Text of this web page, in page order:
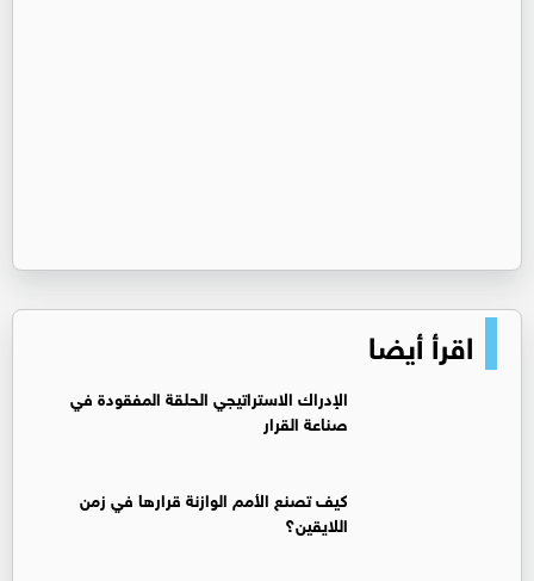
اقرأ أيضا
الإدراك الاستراتيجي الحلقة المفقودة في
صناعة القرار
كيف تصنع الأمم الوازنة قرارها في زمن
اللايقين؟